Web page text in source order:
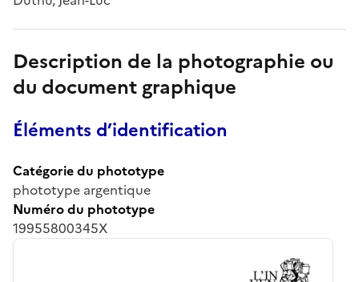
Description de la photographie ou
du document graphique
Éléments d’identification
Catégorie du phototype
phototype argentique
Numéro du phototype
19955800345X